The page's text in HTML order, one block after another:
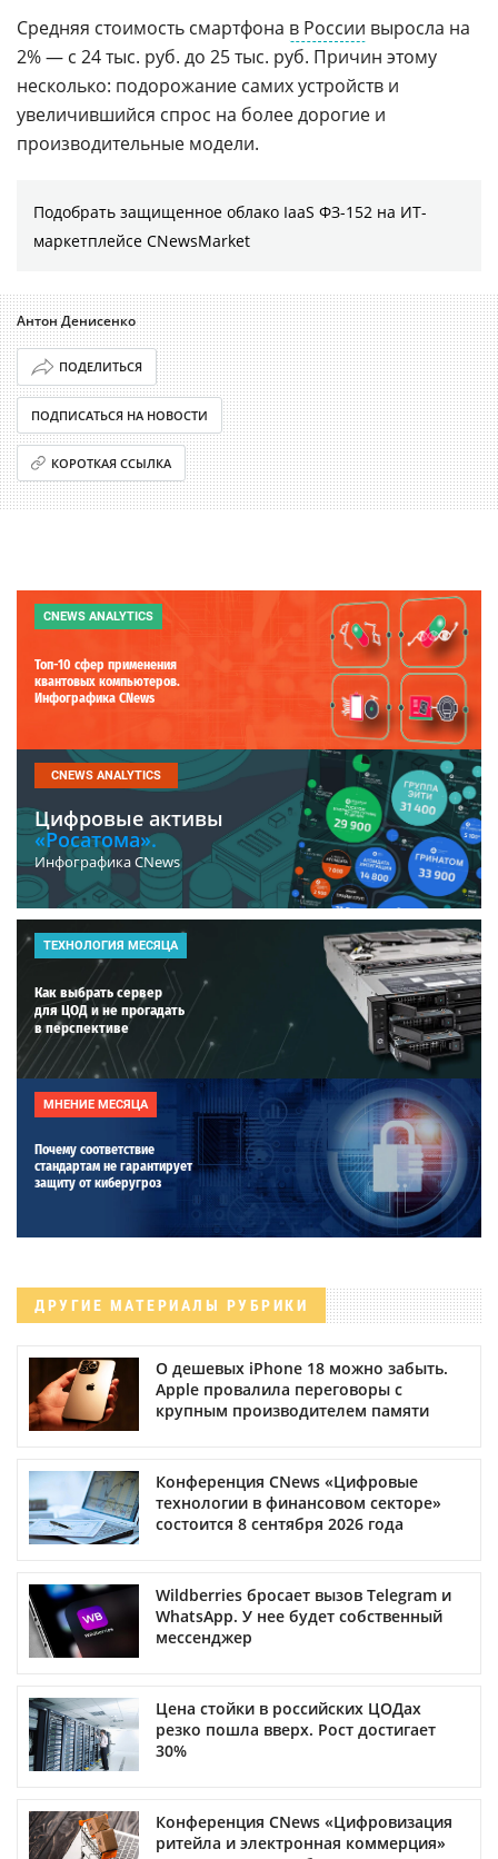
Средняя стоимость смартфона в России выросла на
2% — с 24 тыс. руб. до 25 тыс. руб. Причин этому
несколько: подорожание самих устройств и
увеличившийся спрос на более дорогие и
производительные модели.
Подобрать защищенное облако IaaS ФЗ-152 на ИТ-
маркетплейсе CNewsMarket
Антон Денисенко
ПОДЕЛИТЬСЯ
ПОДПИСАТЬСЯ НА НОВОСТИ
КОРОТКАЯ ССЫЛКА
CNEWS ANALYTICS
Топ-10 сфер применения
квантовых компьютеров.
Инфографика CNews
CNEWS ANALYTICS
Цифровые активы
«Росатома».
Инфографика CNews
ТЕХНОЛОГИЯ МЕСЯЦА
Как выбрать сервер
для ЦОД и не прогадать
в перспективе
МНЕНИЕ МЕСЯЦА
Почему соответствие
стандартам не гарантирует
защиту от киберугроз
ДРУГИЕ МАТЕРИАЛЫ РУБРИКИ
О дешевых iPhone 18 можно забыть.
Apple провалила переговоры с
крупным производителем памяти
Конференция CNews «Цифровые
технологии в финансовом секторе»
состоится 8 сентября 2026 года
Wildberries бросает вызов Telegram и
WhatsApp. У нее будет собственный
мессенджер
Цена стойки в российских ЦОДах
резко пошла вверх. Рост достигает
30%
Конференция CNews «Цифровизация
ритейла и электронная коммерция»